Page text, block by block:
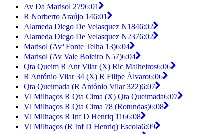
Av Da Marisol 2796:01
R Norberto Araújo 146:01
Alameda Diego De Velasquez N1846:02
Alameda Diego De Velasquez N2376:02
Marisol (Avª Fonte Telha 13)6:04
Marisol (Av Vale Boieiro N57)6:04
Qta Queim R Ant Vilar (X) Ric Malheiros6:06
R António Vilar 34 (X) R Filipe Álvaro6:06
Qta Queimada (R António Vilar 322)6:07
Vl Milhaços R Qta Cima (X) Qta Queimada6:07
Vl Milhaços R Qta Cima 78 (Rotundas)6:08
Vl Milhaços R Inf D Henriq 1166:08
Vl Milhaços (R Inf D Henriq) Escola6:09